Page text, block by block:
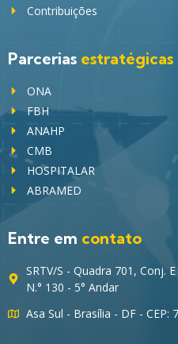
Contribuições
Parcerias estratégicas
ONA
FBH
ANAHP
CMB
HOSPITALAR
ABRAMED
Entre em contato
SRTV/S - Quadra 701, Conj.
N.° 130 - 5° Andar
Asa Sul - Brasília - DF - CEP: